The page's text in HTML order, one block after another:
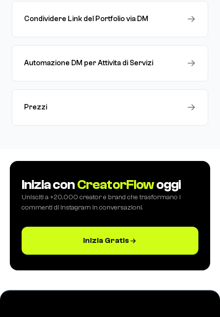
Condividere Link del Portfolio via DM →
Automazione DM per Attivita di Servizi →
Prezzi →
Inizia conCreatorFlowoggi
Unisciti a +20.000 creator e brand che trasformano i
commenti di Instagram in conversazioni.
Inizia Gratis